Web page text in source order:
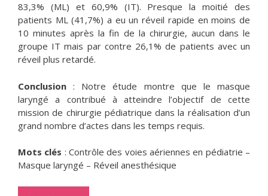
83,3% (ML) et 60,9% (IT). Presque la moitié des
patients ML (41,7%) a eu un réveil rapide en moins de
10 minutes après la fin de la chirurgie, aucun dans le
groupe IT mais par contre 26,1% de patients avec un
réveil plus retardé.
Conclusion : Notre étude montre que le masque
laryngé a contribué à atteindre l’objectif de cette
mission de chirurgie pédiatrique dans la réalisation d’un
grand nombre d’actes dans les temps requis.
Mots clés : Contrôle des voies aériennes en pédiatrie –
Masque laryngé – Réveil anesthésique